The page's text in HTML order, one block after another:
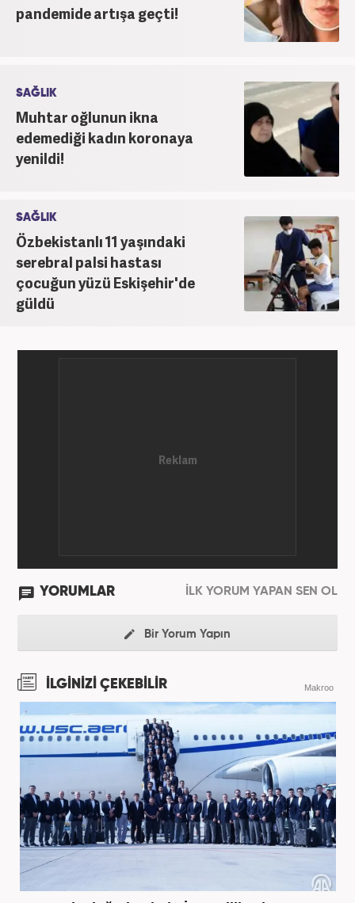
pandemide artışa geçti!
SAĞLIK
Muhtar oğlunun ikna
edemediği kadın koronaya
yenildi!
SAĞLIK
Özbekistanlı 11 yaşındaki
serebral palsi hastası
çocuğun yüzü Eskişehir'de
güldü
YORUMLAR İLK YORUM YAPAN SEN OL
Bir Yorum Yapın
İLGİNİZİ ÇEKEBİLİR Makroo